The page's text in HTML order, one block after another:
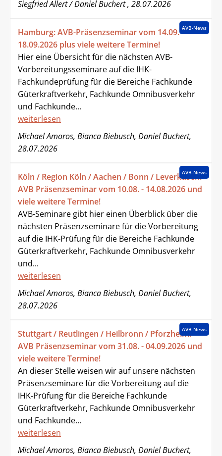
Siegfried Allert / Daniel Buchert , 28.07.2026
AVB-News
Hamburg: AVB-Präsenzseminar vom 14.09. -
18.09.2026 plus viele weitere Termine!
Hier eine Übersicht für die nächsten AVB-
Vorbereitungsseminare auf die IHK-
Fachkundeprüfung für die Bereiche Fachkunde
Güterkraftverkehr, Fachkunde Omnibusverkehr
und Fachkunde...
weiterlesen
Michael Amoros, Bianca Biebusch, Daniel Buchert,
28.07.2026
AVB-News
Köln / Region Köln / Aachen / Bonn / Leverkusen:
AVB Präsenzseminar vom 10.08. - 14.08.2026 und
viele weitere Termine!
AVB-Seminare gibt hier einen Überblick über die
nächsten Präsenzseminare für die Vorbereitung
auf die IHK-Prüfung für die Bereiche Fachkunde
Güterkraftverkehr, Fachkunde Omnibusverkehr
und...
weiterlesen
Michael Amoros, Bianca Biebusch, Daniel Buchert,
28.07.2026
AVB-News
Stuttgart / Reutlingen / Heilbronn / Pforzheim:
AVB Präsenzseminar vom 31.08. - 04.09.2026 und
viele weitere Termine!
An dieser Stelle weisen wir auf unsere nächsten
Präsenzseminare für die Vorbereitung auf die
IHK-Prüfung für die Bereiche Fachkunde
Güterkraftverkehr, Fachkunde Omnibusverkehr
und Fachkunde...
weiterlesen
Michael Amoros, Bianca Biebusch, Daniel Buchert,